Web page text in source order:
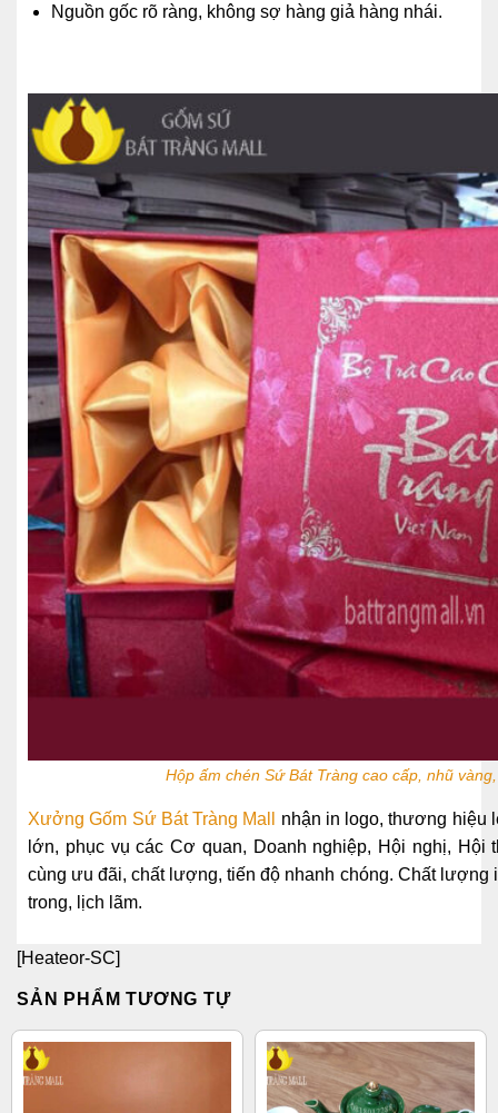
Nguồn gốc rõ ràng, không sợ hàng giả hàng nhái.
Hộp ấm chén Sứ Bát Tràng cao cấp, nhũ
Xưởng Gốm Sứ Bát Tràng Mall
nhận in logo, thương hiệu
lớn, phục vụ các Cơ quan, Doanh nghiệp, Hội nghị,
cùng ưu đãi, chất lượng, tiến độ nhanh chóng. Chất lượng
trong, lịch lãm.
[Heateor-SC]
SẢN PHẨM TƯƠNG TỰ